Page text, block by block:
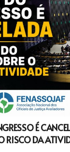
É
RISCO DA